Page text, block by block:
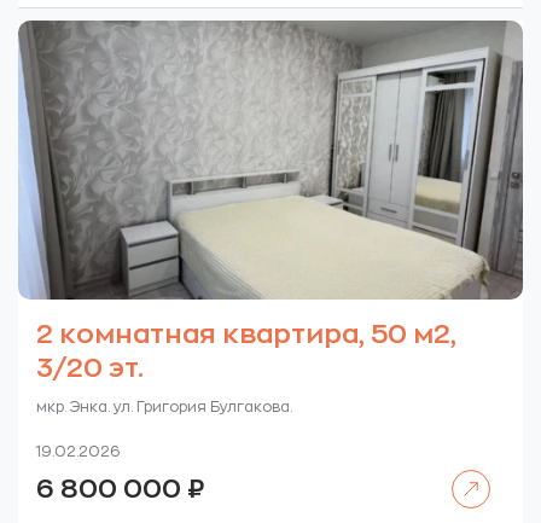
2 комнатная квартира, 50 м2,
3/20 эт.
мкр. Энка. ул. Григория Булгакова.
19.02.2026
6 800 000 ₽